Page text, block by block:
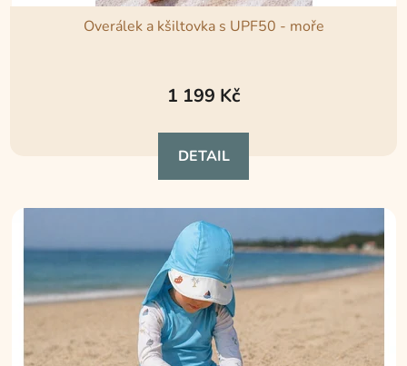
Overálek a kšiltovka s UPF50 - moře
hodnocení
je
5,0
z
5
hvězdiček.
1 199 Kč
DETAIL